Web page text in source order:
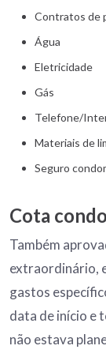
Contratos de
Água
Eletricidade
Gás
Telefone/
Materiais de
Seguro
Cota
Também
extraordinário,
gastos
data de início e
não estava